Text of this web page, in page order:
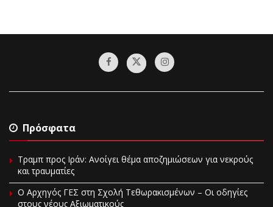
Πρόσφατα
Τραμπ προς Ιράν: Ανοίγει θέμα αποζημιώσεων για νεκρούς
και τραυματίες
O Αρχηγός ΓΕΣ στη Σχολή Τεθωρακισμένων – Οι οδηγίες
στους νέους Αξιωματικούς